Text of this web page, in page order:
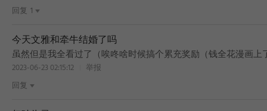
回复 1
今天文雅和牵牛结婚了吗
虽然但是我全看过了（唉咚啥时候搞个累充奖励（钱全花漫画上
2023-06-23 02:15:12
举报
回复